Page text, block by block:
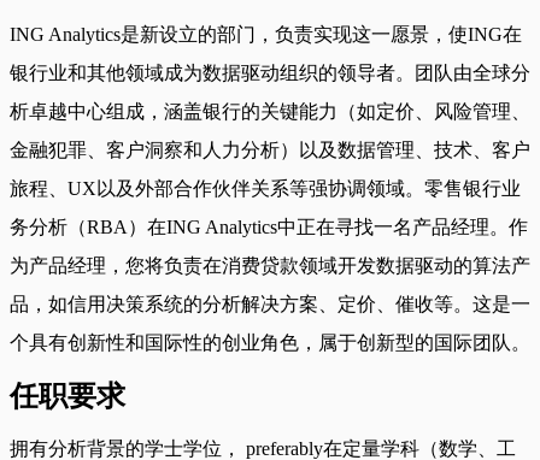
ING Analytics是新设立的部门，负责实现这一愿景，使ING在
银行业和其他领域成为数据驱动组织的领导者。团队由全球分
析卓越中心组成，涵盖银行的关键能力（如定价、风险管理、
金融犯罪、客户洞察和人力分析）以及数据管理、技术、客户
旅程、UX以及外部合作伙伴关系等强协调领域。零售银行业
务分析（RBA）在ING Analytics中正在寻找一名产品经理。作
为产品经理，您将负责在消费贷款领域开发数据驱动的算法产
品，如信用决策系统的分析解决方案、定价、催收等。这是一
个具有创新性和国际性的创业角色，属于创新型的国际团队。
任职要求
拥有分析背景的学士学位， preferably在定量学科（数学、工